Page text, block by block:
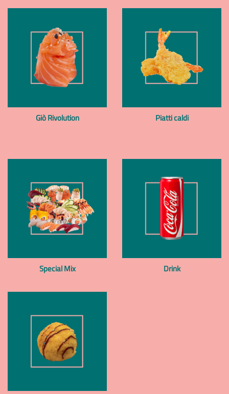
Giò Rivolution Piatti caldi
Special Mix Drink